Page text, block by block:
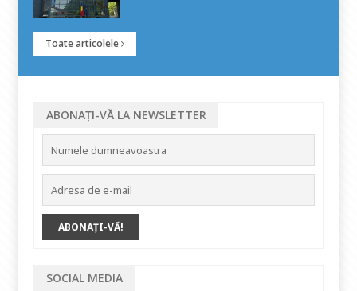
Toate articolele
ABONAȚI-VĂ LA NEWSLETTER
SOCIAL MEDIA